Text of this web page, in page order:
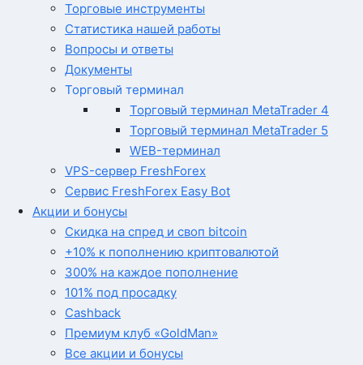
Торговые инструменты
Статистика нашей работы
Вопросы и ответы
Документы
Торговый терминал
Торговый терминал MetaTrader 4
Торговый терминал MetaTrader 5
WEB-терминал
VPS-сервер FreshForex
Сервис FreshForex Easy Bot
Акции и бонусы
Скидка на спред и своп bitcoin
+10% к пополнению криптовалютой
300% на каждое пополнение
101% под просадку
Cashback
Премиум клуб «GoldMan»
Все акции и бонусы